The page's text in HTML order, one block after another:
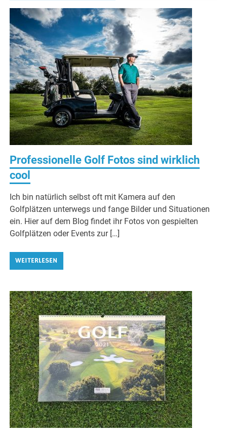
Professionelle Golf Fotos sind wirklich
cool
Ich bin natürlich selbst oft mit Kamera auf den
Golfplätzen unterwegs und fange Bilder und Situationen
ein. Hier auf dem Blog findet ihr Fotos von gespielten
Golfplätzen oder Events zur […]
WEITERLESEN